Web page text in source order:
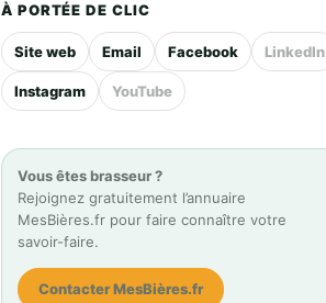
À PORTÉE DE CLIC
Site web Email Facebook LinkedIn
Instagram YouTube
Vous êtes brasseur ?
Rejoignez gratuitement l’annuaire
MesBières.fr pour faire connaître votre
savoir-faire.
Contacter MesBières.fr